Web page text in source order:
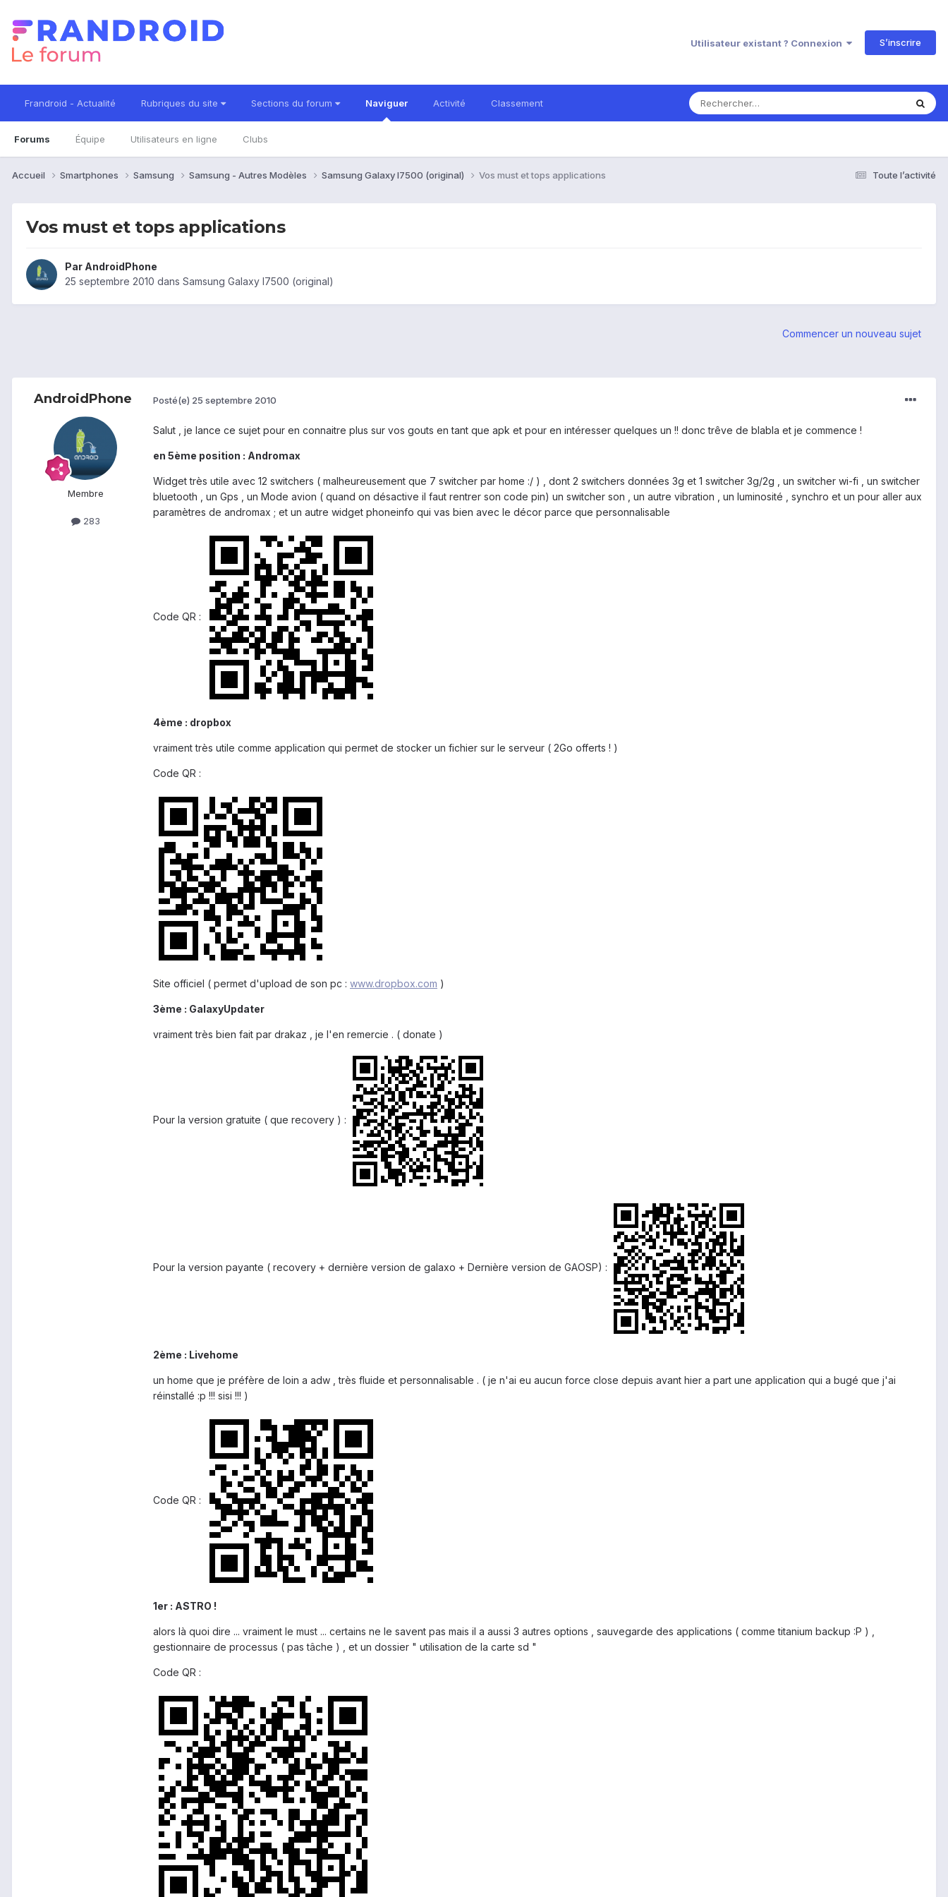
Utilisateur existant ? Connexion S’inscrire
Frandroid - Actualité Rubriques du site Sections du forum Naviguer
Forums Équipe Utilisateurs en ligne Clubs
Activité Classement
Toute l’activité
Accueil Smartphones Samsung Samsung - Autres Modèles Samsung Galaxy I7500 (original) Vos must et tops applications
Vos must et tops applications
Par AndroidPhone
25 septembre 2010 dans Samsung Galaxy I7500 (original)
Commencer un nouveau sujet
AndroidPhone
Membre
283
Posté(e) 25 septembre 2010
Salut , je lance ce sujet pour en connaitre plus sur vos gouts en tant que apk et pour en intéresser quelques un !! donc trêve de blabla et je commence !
en 5ème position : Andromax
Widget très utile avec 12 switchers ( malheureusement que 7 switcher par home :/ ) , dont 2 switchers données 3g et 1 switcher 3g/2g , un switcher wi-fi , un switcher
bluetooth , un Gps , un Mode avion ( quand on désactive il faut rentrer son code pin) un switcher son , un autre vibration , un luminosité , synchro et un pour aller aux
paramètres de andromax ; et un autre widget phoneinfo qui vas bien avec le décor parce que personnalisable
Code QR :
4ème : dropbox
vraiment très utile comme application qui permet de stocker un fichier sur le serveur ( 2Go offerts ! )
Code QR :
Site officiel ( permet d'upload de son pc : www.dropbox.com )
3ème : GalaxyUpdater
vraiment très bien fait par drakaz , je l'en remercie . ( donate )
Pour la version gratuite ( que recovery ) :
Pour la version payante ( recovery + dernière version de galaxo + Dernière version de GAOSP) :
2ème : Livehome
un home que je préfère de loin a adw , très fluide et personnalisable . ( je n'ai eu aucun force close depuis avant hier a part une application qui a bugé que j'ai
réinstallé :p !!! sisi !!! )
Code QR :
1er : ASTRO !
alors là quoi dire ... vraiment le must ... certains ne le savent pas mais il a aussi 3 autres options , sauvegarde des applications ( comme titanium backup :P ) ,
gestionnaire de processus ( pas tâche ) , et un dossier " utilisation de la carte sd "
Code QR :